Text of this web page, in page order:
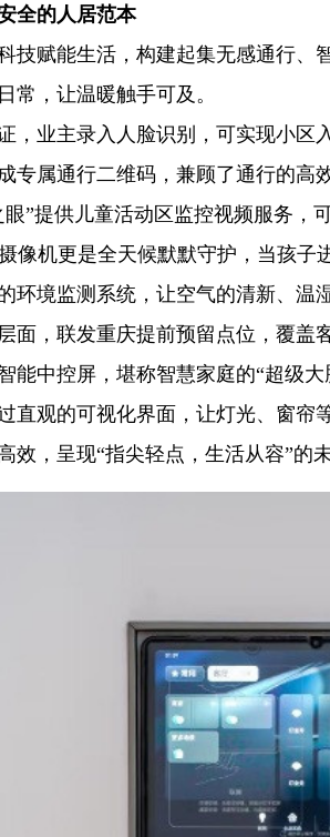
全的人居范本
技赋能生活，构建起集无感通行、
常，让温暖触手可及。
，业主录入人脸识别，可实现小区
专属通行二维码，兼顾了通行的高
眼”提供儿童活动区监控视频服务，
像机更是全天候默默守护，当孩
环境监测系统，让空气的清新、温
面，联发重庆提前预留点位，覆盖
能中控屏，堪称智慧家庭的“超级
直观的可视化界面，让灯光、窗帘
效，呈现“指尖轻点，生活从容”的